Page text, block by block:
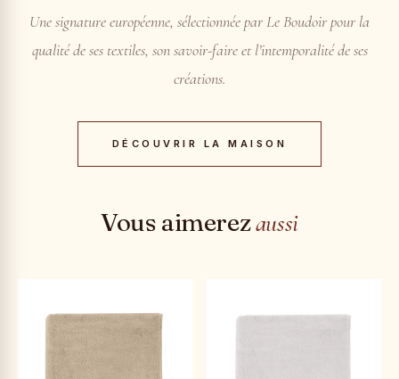
Une signature européenne, sélectionnée par Le Boudoir pour la
qualité de ses textiles, son savoir-faire et l’intemporalité de ses
créations.
DÉCOUVRIR LA MAISON
Vous aimerezaussi